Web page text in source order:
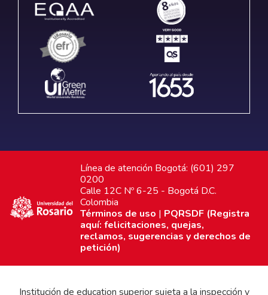
Línea de atención Bogotá: (601) 297
0200
Calle 12C Nº 6-25 - Bogotá D.C.
Colombia
Términos de uso | PQRSDF (Registra
aquí: felicitaciones, quejas,
reclamos, sugerencias y derechos de
petición)
Institución de education superior sujeta a la inspección y